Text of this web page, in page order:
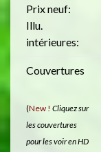
Prix neuf:
Illu.
intérieures:
Couvertures
(New ! Cliquez sur
les couvertures
pour les voir en HD